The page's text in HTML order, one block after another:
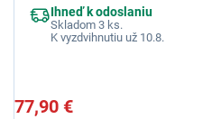
Ihneď k odoslaniu
Skladom 3 ks.
K vyzdvihnutiu už 10.8.
77,90 €